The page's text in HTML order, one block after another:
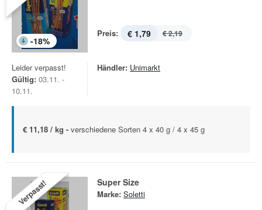
-18%
Preis: € 1,79 € 2,19
Leider verpasst!
Gültig: 03.11. -
10.11.
Händler: Unimarkt
€ 11,18 / kg - verschiedene Sorten 4 x 40 g / 4 x 45 g
Verpasst! Super Size
Marke: Soletti